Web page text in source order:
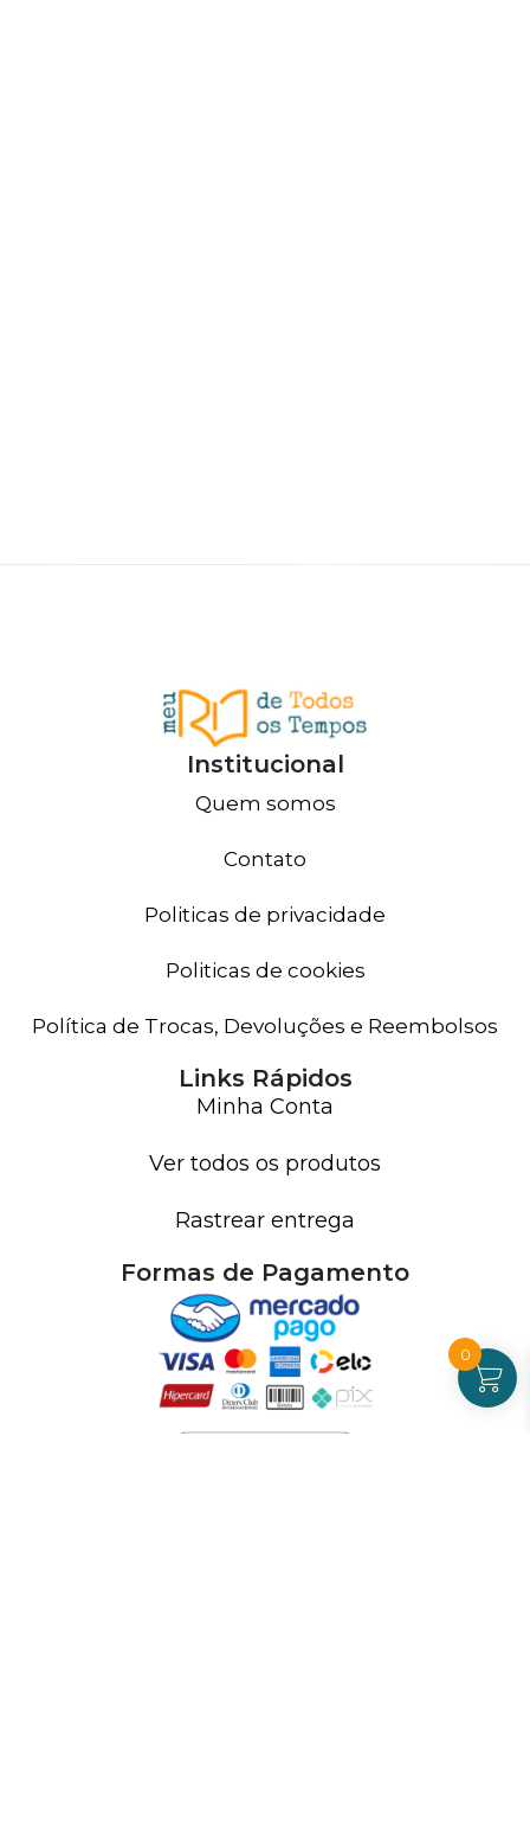
Institucional
Quem somos
Contato
Politicas de privacidade
Politicas de cookies
Política de Trocas, Devoluções e Reembolsos
Links Rápidos
Minha Conta
Ver todos os produtos
Rastrear entrega
Formas de Pagamento
0